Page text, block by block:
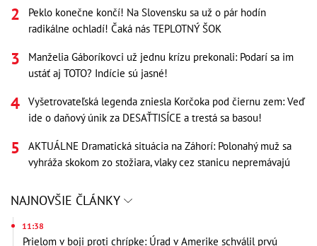
Peklo konečne končí! Na Slovensku sa už o pár hodín
radikálne ochladí! Čaká nás TEPLOTNÝ ŠOK
Manželia Gáboríkovci už jednu krízu prekonali: Podarí sa im
ustáť aj TOTO? Indície sú jasné!
Vyšetrovateľská legenda zniesla Korčoka pod čiernu zem: Veď
ide o daňový únik za DESAŤTISÍCE a trestá sa basou!
AKTUÁLNE Dramatická situácia na Záhorí: Polonahý muž sa
vyhráža skokom zo stožiara, vlaky cez stanicu nepremávajú
NAJNOVŠIE ČLÁNKY
11:38
Prielom v boji proti chrípke: Úrad v Amerike schválil prvú